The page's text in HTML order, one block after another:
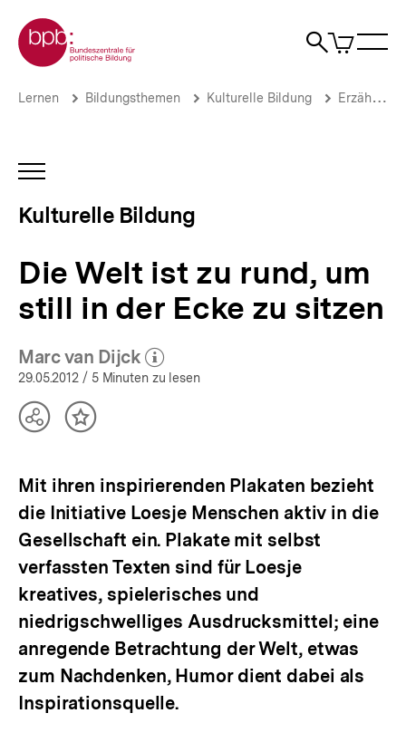
zum
Seiteninhalt
springen
Zur Startseite der bpb
Suche
Artikel
im
Die
rund,
um
Bildung
bpb.de
Brotkrümelnavigation
Pfadnavigation
Lernen Bildungsthemen Kulturelle Bildung Erzählen und Literatur
INHALTSNAVIGATION
Kulturelle Bildung
Die Welt ist zu rund, um
still in der Ecke zu sitzen
Marc van Dijck
(Mehr zum Autor)
öffnen
29.05.2012 / 5 Minuten zu lesen
TeilenInhalt
Mit ihren inspirierenden Plakaten bezieht
die Initiative Loesje Menschen aktiv in die
Gesellschaft ein. Plakate mit selbst
verfassten Texten sind für Loesje
kreatives, spielerisches und
niedrigschwelliges Ausdrucksmittel; eine
anregende Betrachtung der Welt, etwas
zum Nachdenken, Humor dient dabei als
Inspirationsquelle.